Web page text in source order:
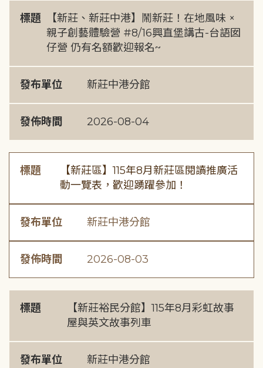
標題
【新莊、新莊中港】鬧新莊！在地風味 ×
親子創藝體驗營 #8/16興直堡講古-台語囡
仔營 仍有名額歡迎報名~
發布單位 新莊中港分館
發佈時間 2026-08-04
標題
【新莊區】115年8月新莊區閱讀推廣活
動一覽表，歡迎踴躍參加！
發布單位 新莊中港分館
發佈時間 2026-08-03
標題
【新莊裕民分館】115年8月彩虹故事
屋與英文故事列車
發布單位 新莊中港分館